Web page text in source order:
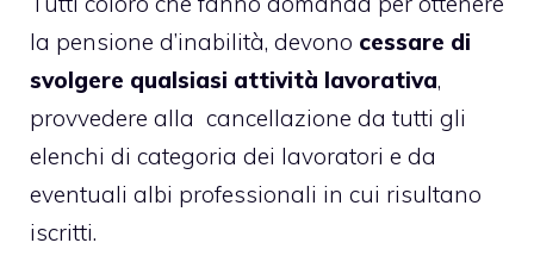
la pensione d’inabilità, devono cessare di
svolgere qualsiasi attività lavorativa,
provvedere alla cancellazione da tutti gli
elenchi di categoria dei lavoratori e da
eventuali albi professionali in cui risultano
iscritti.